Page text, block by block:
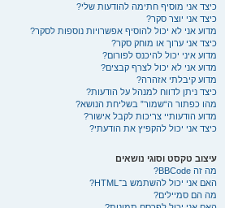
כיצד אני מוסיף חתימה להודעות שלי?
כיצד אני יוצר סקר?
מדוע אני לא יכול להוסיף אפשרויות נוספות לסקר?
כיצד אני ערוך או מוחק סקר?
מדוע איני יכול להיכנס לפורום?
מדוע אני לא יכול לצרף קבצים?
מדוע קיבלתי אזהרה?
כיצד ניתן לדווח למנהל על הודעות?
מהו כפתור ה“שמור” בשליחת הנושא?
מדוע הודעותיי צריכות לקבל אישור?
כיצד אני יכול להקפיץ את הודעתי?
עיצוב טקסט וסוגי נושאים
מה זה BBCode?
האם אני יכול להשתמש ב־HTML?
מה הם סמיילים?